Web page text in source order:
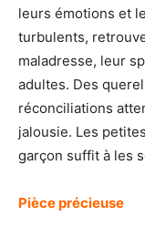
leurs émotions et
turbulents,
maladresse, leur
adultes. Des
réconciliations
jalousie. Les
garçon suffit à les
Pièce précieuse